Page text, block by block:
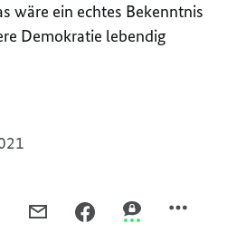
wäre ein echtes Bekenntnis
Demokratie lebendig